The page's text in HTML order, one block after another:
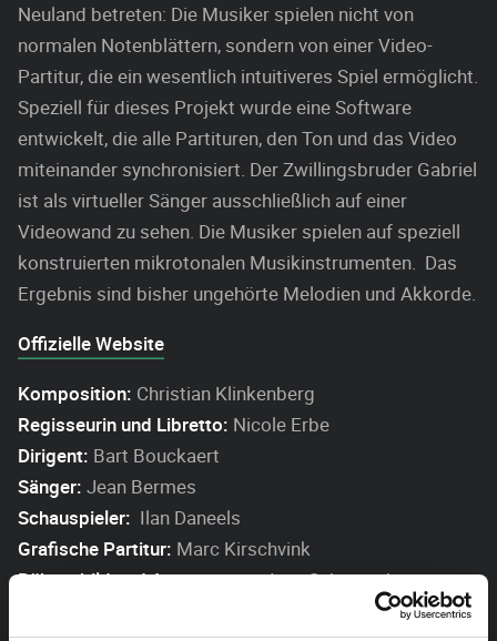
Neuland betreten: Die Musiker spielen nicht von
normalen Notenblättern, sondern von einer Video-
Partitur, die ein wesentlich intuitiveres Spiel ermöglicht.
Speziell für dieses Projekt wurde eine Software
entwickelt, die alle Partituren, den Ton und das Video
miteinander synchronisiert. Der Zwillingsbruder Gabriel
ist als virtueller Sänger ausschließlich auf einer
Videowand zu sehen. Die Musiker spielen auf speziell
konstruierten mikrotonalen Musikinstrumenten. Das
Ergebnis sind bisher ungehörte Melodien und Akkorde.
Offizielle Website
Komposition: Christian Klinkenberg
Regisseurin und Libretto: Nicole Erbe
Dirigent: Bart Bouckaert
Sänger: Jean Bermes
Schauspieler: Ilan Daneels
Grafische Partitur: Marc Kirschvink
Bühnenbild und Ausstattung:Jens Schumacher